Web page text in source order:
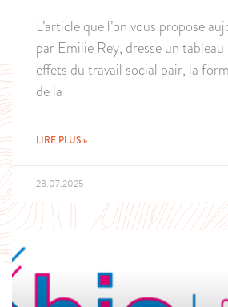
L’article que l’on vous propose
par Emilie Rey, dresse un tableau
effets du travail social pair, la
de la
LIRE PLUS »
28.07.2025